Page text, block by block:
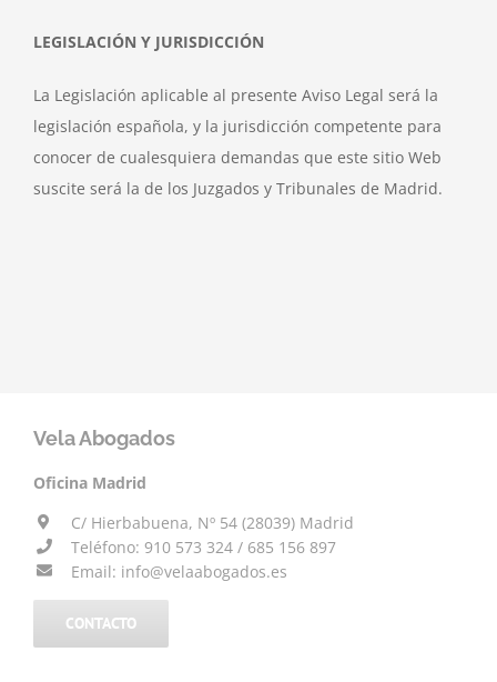
LEGISLACIÓN Y JURISDICCIÓN
La Legislación aplicable al presente Aviso Legal será la
legislación española, y la jurisdicción competente para
conocer de cualesquiera demandas que este sitio Web
suscite será la de los Juzgados y Tribunales de Madrid.
Vela Abogados
Oficina Madrid
C/ Hierbabuena, Nº 54 (28039) Madrid
Teléfono: 910 573 324 / 685 156 897
Email: info@velaabogados.es
CONTACTO